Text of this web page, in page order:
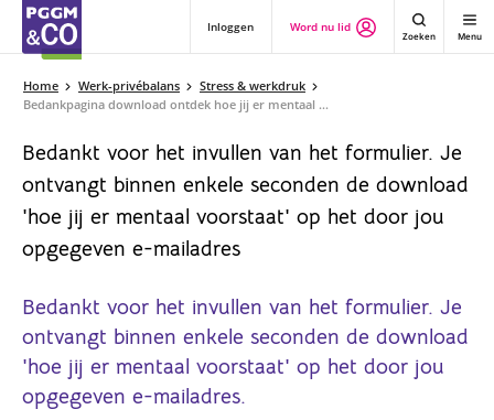
Inloggen Word nu lid
Zoeken Menu
Home Werk-privébalans
Stress & werkdruk
Bedankpagina download ontdek hoe jij er mentaal voor staat
Bedankt voor het invullen van het formulier. Je
ontvangt binnen enkele seconden de download
'hoe jij er mentaal voorstaat' op het door jou
opgegeven e-mailadres
Bedankt voor het invullen van het formulier. Je
ontvangt binnen enkele seconden de download
'hoe jij er mentaal voorstaat' op het door jou
opgegeven e-mailadres.